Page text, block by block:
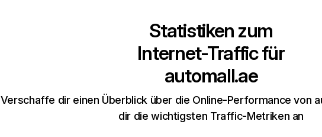
Statistiken zum
Internet-Traffic für
automall.ae
Verschaffe dir einen Überblick über die Online-Performance von
dir die wichtigsten Traffic-Metriken an